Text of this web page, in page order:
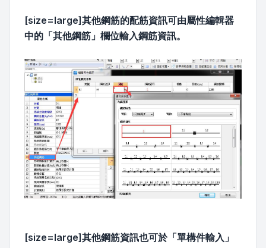
[size=large]其他鋼筋的配筋資訊可由屬性編輯器
中的「其他鋼筋」欄位輸入鋼筋資訊。
[size=large]其他鋼筋資訊也可於「單構件輸入」